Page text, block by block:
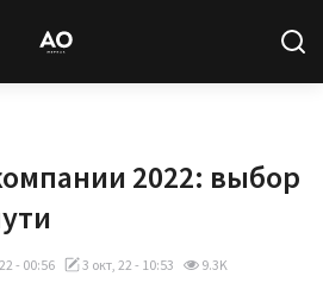
2022: выбор
- 00:56 3 окт, 22 - 10:53 9.3K